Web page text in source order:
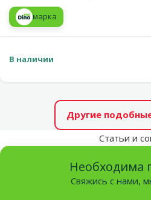
марка
В наличии
Другие
Статьи и
Необходима
Свяжись с нами,